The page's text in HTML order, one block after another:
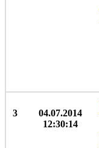
3
04.07.2014
12:30:14